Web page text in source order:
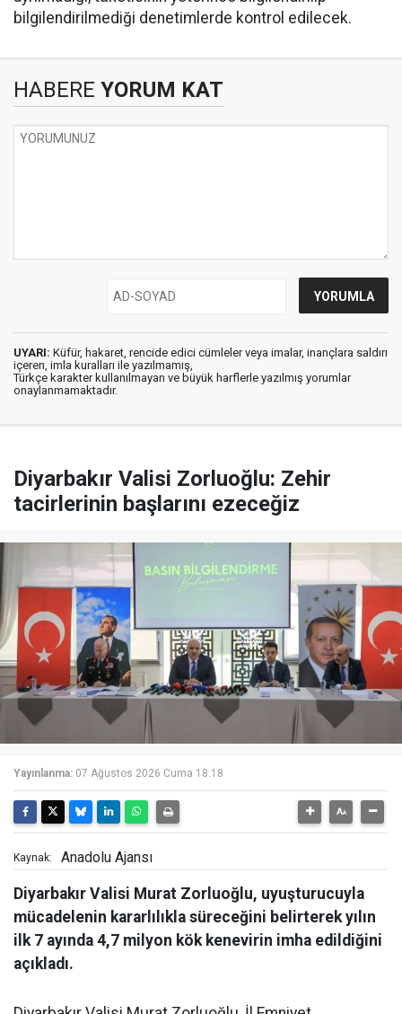
bilgilendirilmediği denetimlerde kontrol edilecek.
HABERE YORUM KAT
UYARI: Küfür, hakaret, rencide edici cümleler veya imalar, inançlara saldırı
içeren, imla kuralları ile yazılmamış,
Türkçe karakter kullanılmayan ve büyük harflerle yazılmış yorumlar
onaylanmamaktadır.
Diyarbakır Valisi Zorluoğlu: Zehir
tacirlerinin başlarını ezeceğiz
Yayınlanma: 07 Ağustos 2026 Cuma 18:18
Kaynak: Anadolu Ajansı
Diyarbakır Valisi Murat Zorluoğlu, uyuşturucuyla
mücadelenin kararlılıkla süreceğini belirterek yılın
ilk 7 ayında 4,7 milyon kök kenevirin imha edildiğini
açıkladı.